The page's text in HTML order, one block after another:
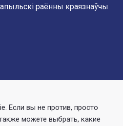
раённы краязнаўчы
Если вы не против, просто
можете выбрать, какие